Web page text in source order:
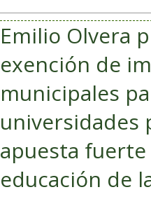
Emilio Olvera
exención de
municipales
universidades
apuesta
educación de